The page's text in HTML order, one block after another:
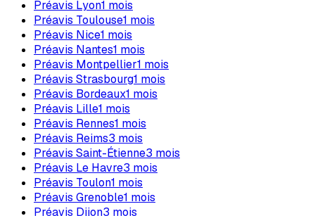
Préavis Lyon1 mois
Préavis Toulouse1 mois
Préavis Nice1 mois
Préavis Nantes1 mois
Préavis Montpellier1 mois
Préavis Strasbourg1 mois
Préavis Bordeaux1 mois
Préavis Lille1 mois
Préavis Rennes1 mois
Préavis Reims3 mois
Préavis Saint-Étienne3 mois
Préavis Le Havre3 mois
Préavis Toulon1 mois
Préavis Grenoble1 mois
Préavis Dijon3 mois